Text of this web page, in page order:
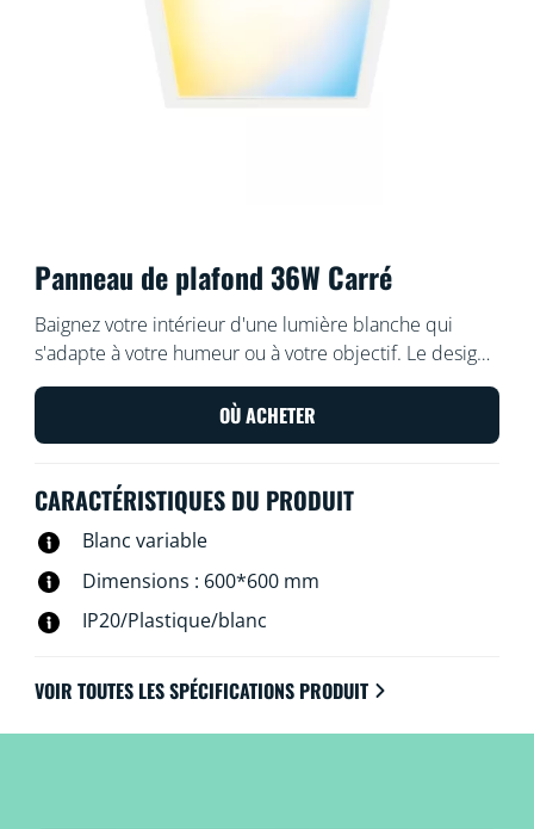
Panneau de plafond 36W Carré
Baignez votre intérieur d'une lumière blanche qui
s'adapte à votre humeur ou à votre objectif. Le design
élégant et l'installation facile lui permettent de
s'intégrer de manière confortable et homogène dans
votre espace.
OÙ ACHETER
CARACTÉRISTIQUES DU PRODUIT
Blanc variable
Dimensions : 600*600 mm
IP20/Plastique/blanc
VOIR TOUTES LES SPÉCIFICATIONS PRODUIT